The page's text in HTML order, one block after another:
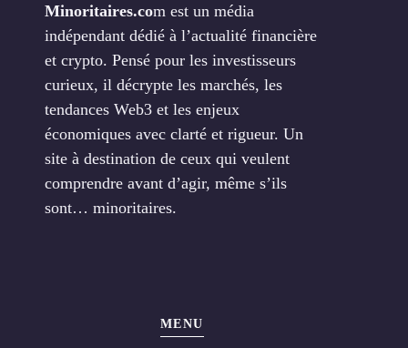
Minoritaires.com est un média
indépendant dédié à l’actualité financière
et crypto. Pensé pour les investisseurs
curieux, il décrypte les marchés, les
tendances Web3 et les enjeux
économiques avec clarté et rigueur. Un
site à destination de ceux qui veulent
comprendre avant d’agir, même s’ils
sont… minoritaires.
MENU